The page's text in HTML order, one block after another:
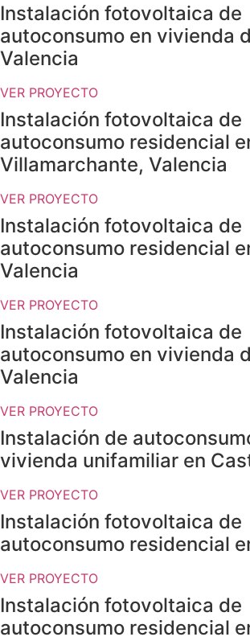
Instalación fotovoltaica de
autoconsumo en vivienda
Valencia
VER PROYECTO
Instalación fotovoltaica de
autoconsumo residencial
Villamarchante, Valencia
VER PROYECTO
Instalación fotovoltaica de
autoconsumo residencial
Valencia
VER PROYECTO
Instalación fotovoltaica de
autoconsumo en vivienda
Valencia
VER PROYECTO
Instalación de
vivienda unifamiliar en
VER PROYECTO
Instalación fotovoltaica de
autoconsumo residencial
VER PROYECTO
Instalación fotovoltaica de
autoconsumo residencial